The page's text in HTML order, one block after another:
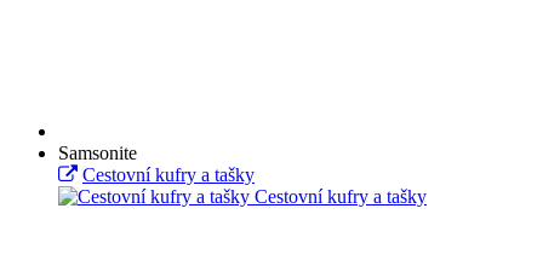
Samsonite
Cestovní kufry a tašky
Cestovní kufry a tašky